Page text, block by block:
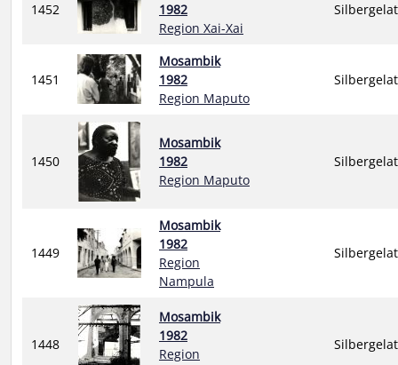
1452
1982
Region Xai-Xai
1451
Mosambik
1982
Region Maputo
1450
Mosambik
1982
Region Maputo
1449
Mosambik
1982
Region
Nampula
1448
Mosambik
1982
Region